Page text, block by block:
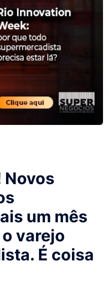
Novos
um mês
varejo
É coisa